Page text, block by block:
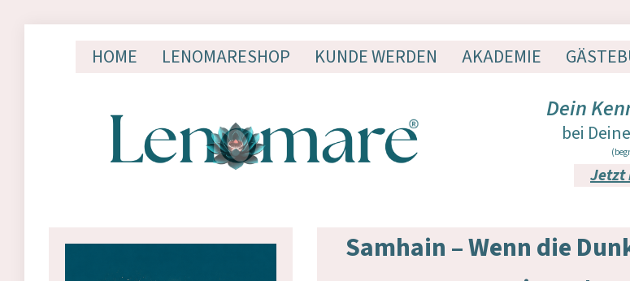
Dein
bei
Jetzt
HOME LENOMARESHOP KUNDE WERDEN AKADEMIE
Samhain – Wenn die